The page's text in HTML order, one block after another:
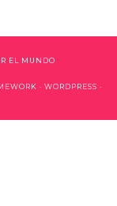
EL MUNDO
· WORDPRESS ·